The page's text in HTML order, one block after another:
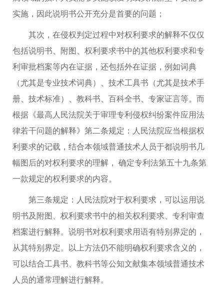
实施，因此说明书公开充分是首要的问题；
其次，在侵权判定过程中对权利要求的解释不仅仅
包括说明书、附图、权利要求书中的其他权利要求和专
利审批档案等内在证据，还包括外在证据，例如词典
（尤其是专业技术词典）、技术工具书（尤其是技术手
册、技术标准）、教科书、百科全书、专家证言等。而
根据《最高人民法院关于审理专利侵权纠纷案件应用法
律若干问题的解释》第二条规定：人民法院应当根据权
利要求的记载，结合本领域普通技术人员于都说明书几
幅图后的对权利要求的理解， 确定专利法第五十九条第
一款规定的权利要求的内容。
第三条规定：人民法院对于权利要求，可以运用说
明书及附图、权利要求书中的相关权利要求、专利审查
档案进行解释。说明书对权利要求用语有特别界定的，
从其特别界定。以上方法仍不能明确权利要求含义的，
可以结合工具书、教科书等公知文献集本领域普通技术
人员的通常理解进行解释。